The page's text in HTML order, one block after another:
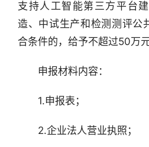
支持人工智能第三方平台
造、中试生产和检测测评公
合条件的，给予不超过50万
申报材料内容：
1.申报表；
2.企业法人营业执照；